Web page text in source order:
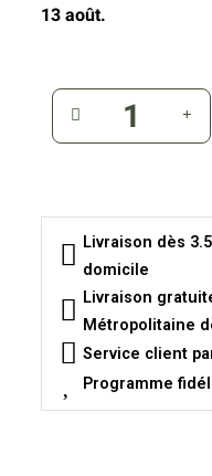
13 août.
Livraison dès
domicile
Livraison
Métropolitaine
Service client
Programme